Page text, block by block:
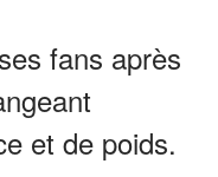
fans après
et de poids.